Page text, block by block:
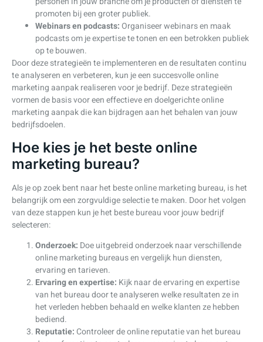
promoten bij een groter publiek.
Webinars en podcasts: Organiseer webinars en maak
podcasts om je expertise te tonen en een betrokken publiek
op te bouwen.
Door deze strategieën te implementeren en de resultaten continu
te analyseren en verbeteren, kun je een succesvolle online
marketing aanpak realiseren voor je bedrijf. Deze strategieën
vormen de basis voor een effectieve en doelgerichte online
marketing aanpak die kan bijdragen aan het behalen van jouw
bedrijfsdoelen.
Hoe kies je het beste online
marketing bureau?
Als je op zoek bent naar het beste online marketing bureau, is het
belangrijk om een zorgvuldige selectie te maken. Door het volgen
van deze stappen kun je het beste bureau voor jouw bedrijf
selecteren:
Onderzoek: Doe uitgebreid onderzoek naar verschillende
online marketing bureaus en vergelijk hun diensten,
ervaring en tarieven.
Ervaring en expertise: Kijk naar de ervaring en expertise
van het bureau door te analyseren welke resultaten ze in
het verleden hebben behaald en welke klanten ze hebben
bediend.
Reputatie: Controleer de online reputatie van het bureau